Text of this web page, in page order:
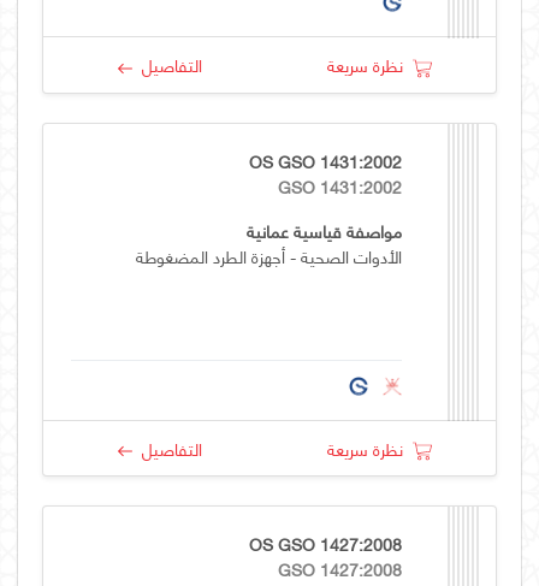
نظرة سريعة التفاصيل
OS GSO 1431:2002
GSO 1431:2002
مواصفة قياسية عمانية
الأدوات الصحية - أجهزة الطرد المضغوطة
نظرة سريعة التفاصيل
OS GSO 1427:2008
GSO 1427:2008